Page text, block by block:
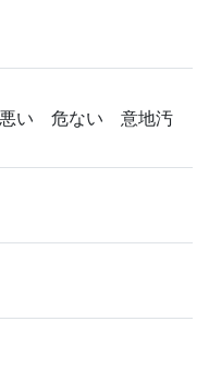
い 危ない 意地汚